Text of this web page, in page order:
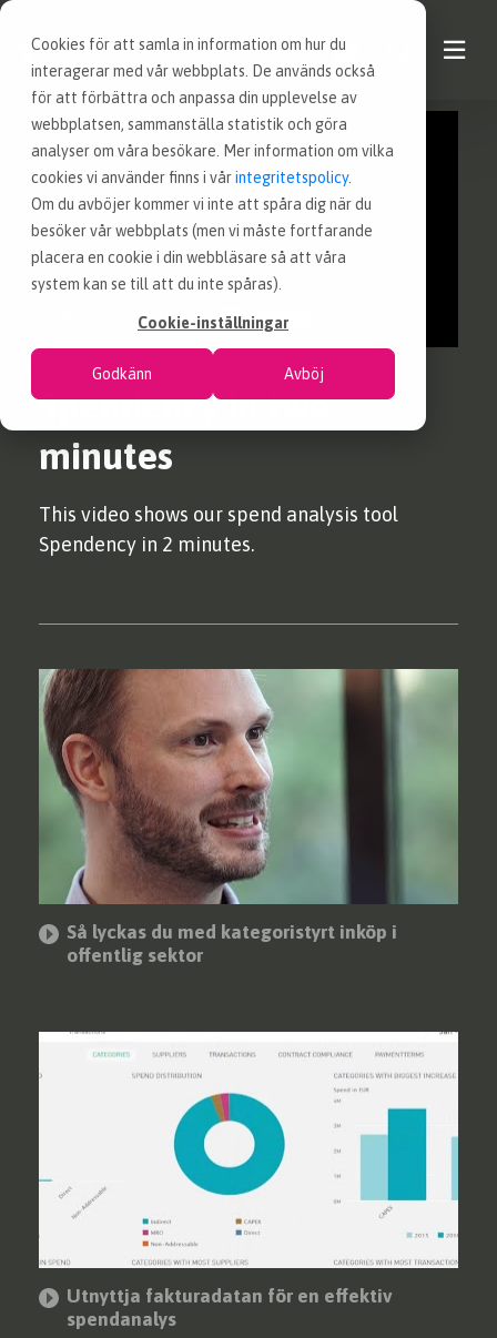
Cookies för att samla in information om hur du
interagerar med vår webbplats. De används också
för att förbättra och anpassa din upplevelse av
webbplatsen, sammanställa statistik och göra
analyser om våra besökare. Mer information om vilka
cookies vi använder finns i vårintegritetspolicy.
Om du avböjer kommer vi inte att spåra dig när du
besöker vår webbplats (men vi måste fortfarande
placera en cookie i din webbläsare så att våra
system kan se till att du inte spåras).
Cookie-inställningar
Godkänn Avböj
KONTAKT
VÅRA TJÄNSTER
LEDIGA INKÖPSJOBB
KUNSKAP
EFFSO TOOLS
Spendency in two
minutes
This video shows our spend analysis tool
Spendency in 2 minutes.
Så lyckas du med kategoristyrt inköp i
offentlig sektor
Utnyttja fakturadatan för en effektiv
spendanalys